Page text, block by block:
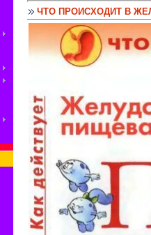
ЧТО ПРОИСХОДИТ В